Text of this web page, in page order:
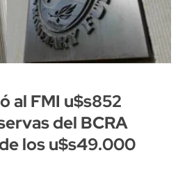
al FMI u$s852
del BCRA
los u$s49.000